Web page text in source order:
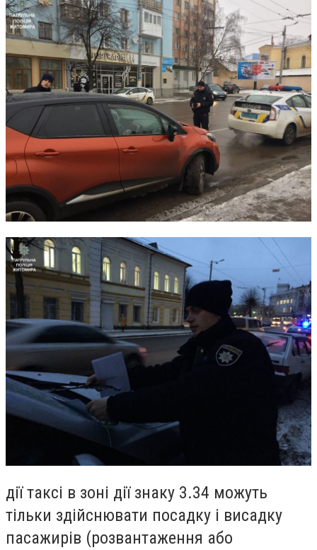
дії таксі в зоні дії знаку 3.34 можуть
тільки здійснювати посадку і висадку
пасажирів (розвантаження або